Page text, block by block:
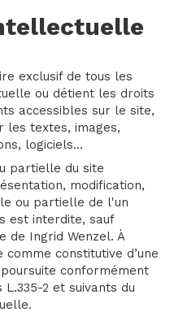
exclusif de tous les
ou détient les droits
accessibles sur le site,
les textes, images,
logiciels…
partielle du site
modification,
ou partielle de l'un
est interdite, sauf
de Ingrid Wenzel. À
constitutive d’une
conformément
2 et suivants du